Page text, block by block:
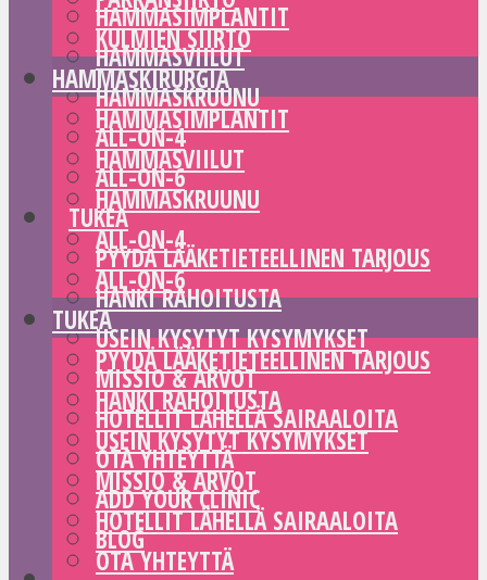
HAMMASIMPLANTIT
HAMMASVIILUT
HAMMASKRUUNU
ALL-ON-4
ALL-ON-6
TUKEA
PYYDÄ LÄÄKETIETEELLINEN TARJOUS
HANKI RAHOITUSTA
USEIN KYSYTYT KYSYMYKSET
MISSIO & ARVOT
HOTELLIT LÄHELLÄ SAIRAALOITA
OTA YHTEYTTÄ
ADD YOUR CLINIC
BLOG
KULMIEN SIIRTO
HAMMASKIRURGIA
HAMMASIMPLANTIT
HAMMASVIILUT
HAMMASKRUUNU
ALL-ON-4
ALL-ON-6
TUKEA
PYYDÄ LÄÄKETIETEELLINEN TARJOUS
HANKI RAHOITUSTA
USEIN KYSYTYT KYSYMYKSET
MISSIO & ARVOT
HOTELLIT LÄHELLÄ SAIRAALOITA
OTA YHTEYTTÄ